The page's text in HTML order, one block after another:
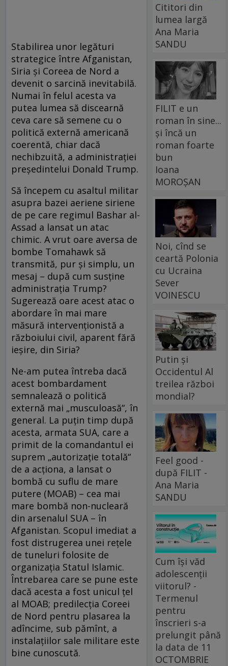
Stabilirea unor legături
strategice între Afganistan,
Siria și Coreea de Nord a
devenit o sarcină inevitabilă.
Numai în felul acesta va
putea lumea să discearnă
ceva care să semene cu o
politică externă americană
coerentă, chiar dacă
nechibzuită, a administrației
președintelui Donald Trump.
Să începem cu asaltul militar
asupra bazei aeriene siriene
de pe care regimul Bashar al-
Assad a lansat un atac
chimic. A vrut oare aversa de
bombe Tomahawk să
transmită, pur și simplu, un
mesaj – după cum susține
administrația Trump?
Sugerează oare acest atac o
abordare în mai mare
măsură intervenționistă a
războiului civil, aparent fără
ieșire, din Siria?
Ne-am putea întreba dacă
acest bombardament
semnalează o politică
externă mai „musculoasă“, în
general. La puțin timp după
acesta, armata SUA, care a
primit de la comandantul ei
suprem „autorizație totală“
de a acționa, a lansat o
bombă cu suflu de mare
putere (MOAB) – cea mai
mare bombă non-nucleară
din arsenalul SUA – în
Afganistan. Scopul imediat a
fost distrugerea unei rețele
de tuneluri folosite de
organizația Statul Islamic.
Întrebarea care se pune este
dacă acesta a fost unicul țel
al MOAB; predilecția Coreei
de Nord pentru plasarea la
adîncime, sub pămînt, a
instalațiilor sale militare este
bine cunoscută.
Cititori din
lumea largă
Ana Maria
SANDU
FILIT e un
roman în sine...
și încă un
roman foarte
bun
Ioana
MOROȘAN
Noi, cînd se
ceartă Polonia
cu Ucraina
Sever
VOINESCU
Putin și
Occidentul Al
treilea război
mondial?
Feel good -
după FILIT -
Ana Maria
SANDU
Cum își văd
adolescenții
viitorul? -
Termenul
pentru
înscrieri s-a
prelungit până
la data de 11
OCTOMBRIE